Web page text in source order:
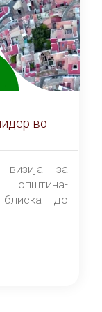
во
визија за
блиска до